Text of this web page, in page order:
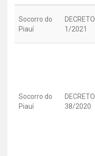
Socorro do
Piauí
DECRETO
1/2021
Socorro do
Piauí
DECRETO
38/2020